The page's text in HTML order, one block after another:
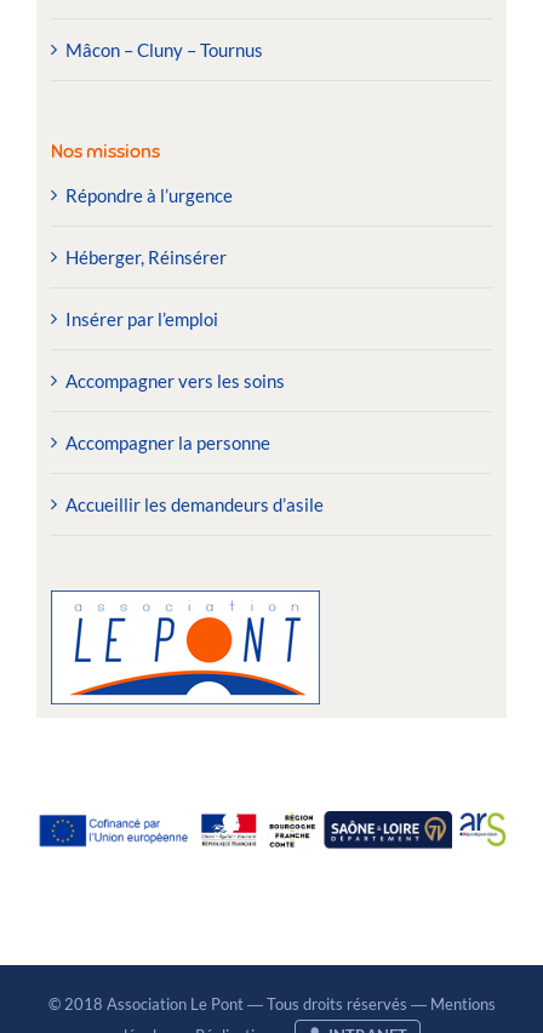
Mâcon – Cluny – Tournus
Nos missions
Répondre à l’urgence
Héberger, Réinsérer
Insérer par l’emploi
Accompagner vers les soins
Accompagner la personne
Accueillir les demandeurs d’asile
© 2018 Association Le Pont ― Tous droits réservés ― Mentions